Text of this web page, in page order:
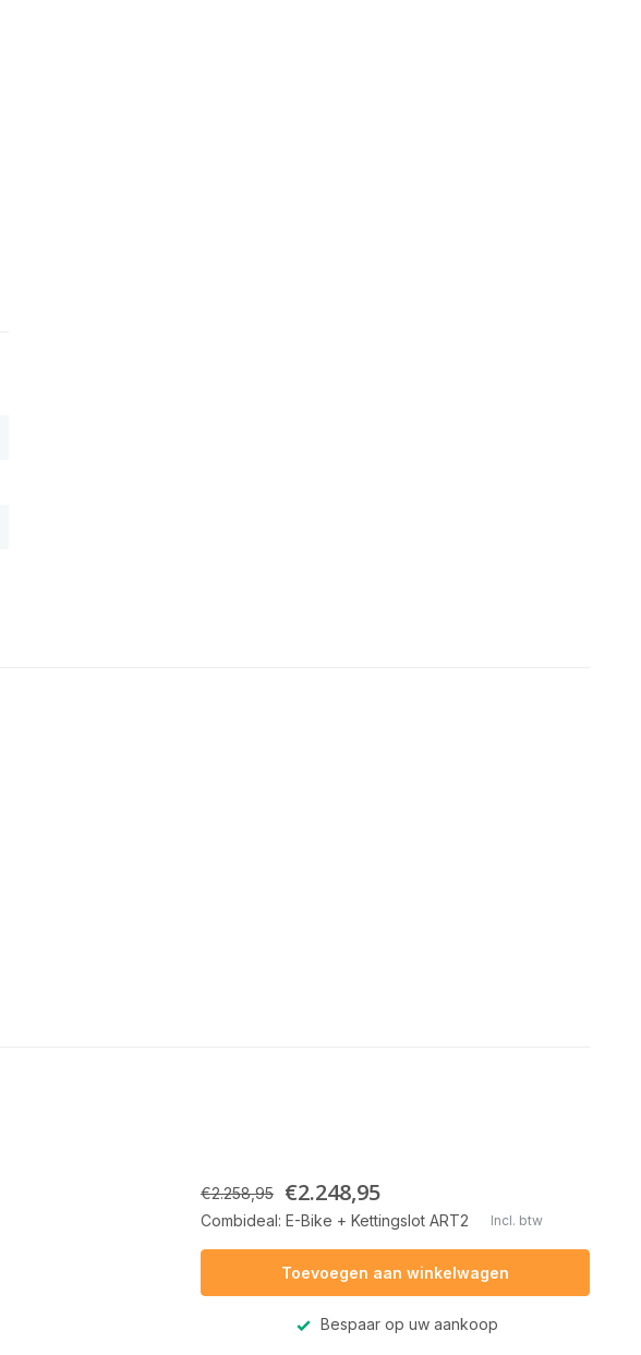
€2.258,95 €2.248,95
Combideal: E-Bike + Kettingslot ART2 Incl. btw
Toevoegen aan winkelwagen
Bespaar op uw aankoop